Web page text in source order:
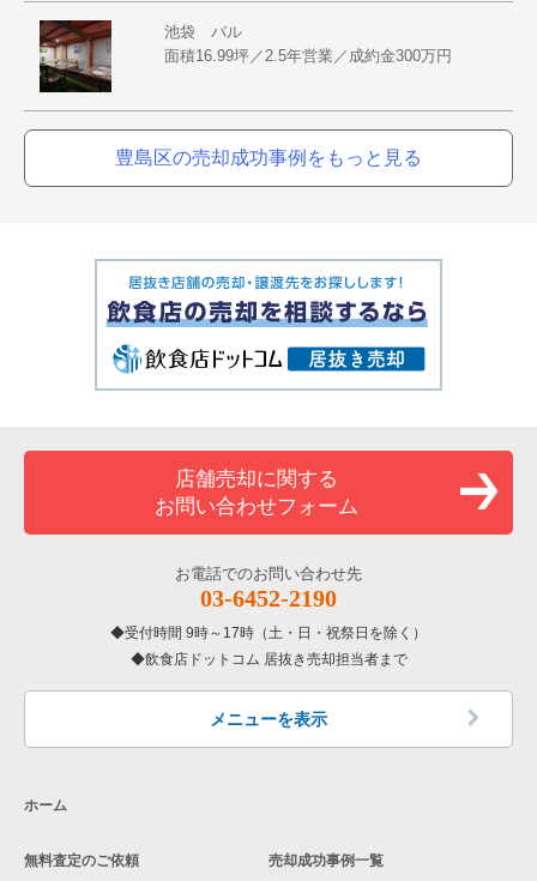
池袋 バル
面積16.99坪／2.5年営業／成約金300万円
豊島区の売却成功事例をもっと見る
店舗売却に関する
お問い合わせフォーム
お電話でのお問い合わせ先
03-6452-2190
受付時間 9時～17時（土・日・祝祭日を除く）
飲食店ドットコム 居抜き売却担当者まで
メニューを表示
ホーム
無料査定のご依頼 売却成功事例一覧